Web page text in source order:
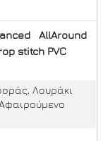
AllAround
stitch PVC
Λουράκι